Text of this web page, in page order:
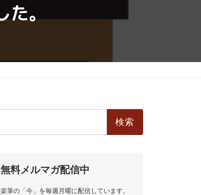
た。
無料メルマガ配信中
楽筆の「今」を毎週月曜に配信しています。